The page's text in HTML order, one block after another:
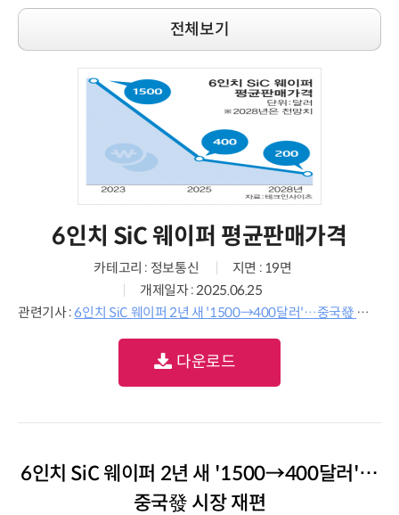
전체보기
6인치 SiC 웨이퍼 평균판매가격
카테고리 : 정보통신
지면 : 19면
개제일자 : 2025.06.25
관련기사 :6인치 SiC 웨이퍼 2년 새 '1500→400달러'…중국發 시장 재편
다운로드
6인치 SiC 웨이퍼 2년 새 '1500→400달러'…
중국發 시장 재편